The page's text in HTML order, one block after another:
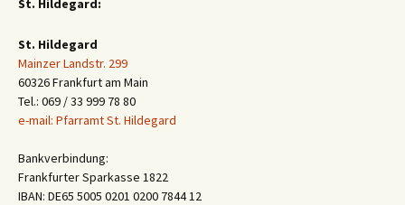
St. Hildegard:
St. Hildegard
Mainzer Landstr. 299
60326 Frankfurt am Main
Tel.: 069 / 33 999 78 80
e-mail: Pfarramt St. Hildegard
Bankverbindung:
Frankfurter Sparkasse 1822
IBAN: DE65 5005 0201 0200 7844 12